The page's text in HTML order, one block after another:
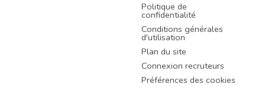
Politique de
confidentialité
Conditions générales
d'utilisation
Plan du site
Connexion recruteurs
Préférences des cookies